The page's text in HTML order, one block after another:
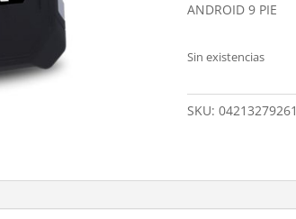
ANDROID 9 PIE
Sin existencias
SKU: 04213279261